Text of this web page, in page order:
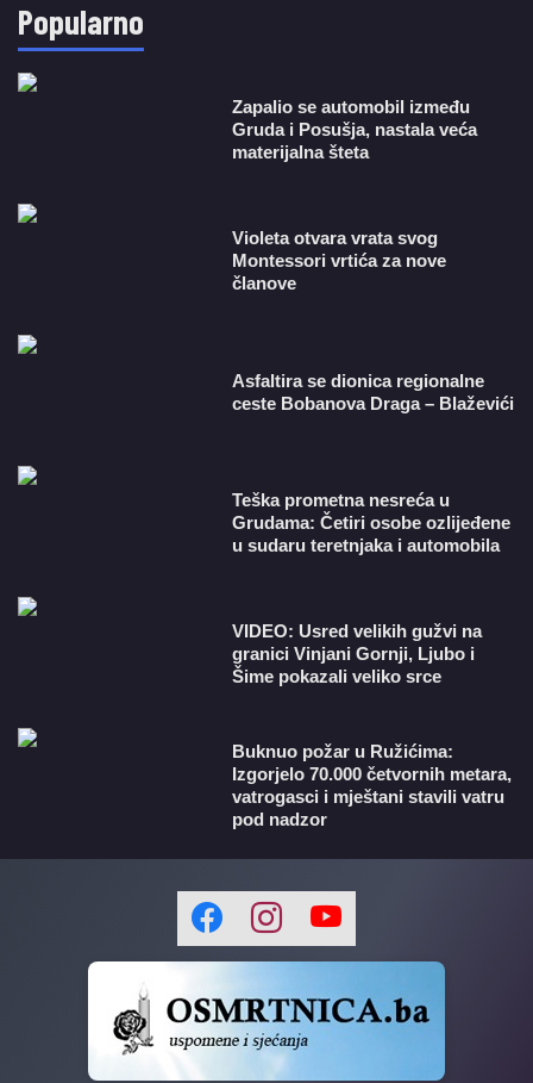
Popularno
Zapalio se automobil između
Gruda i Posušja, nastala veća
materijalna šteta
Violeta otvara vrata svog
Montessori vrtića za nove
članove
Asfaltira se dionica regionalne
ceste Bobanova Draga – Blaževići
Teška prometna nesreća u
Grudama: Četiri osobe ozlijeđene
u sudaru teretnjaka i automobila
VIDEO: Usred velikih gužvi na
granici Vinjani Gornji, Ljubo i
Šime pokazali veliko srce
Buknuo požar u Ružićima:
Izgorjelo 70.000 četvornih metara,
vatrogasci i mještani stavili vatru
pod nadzor